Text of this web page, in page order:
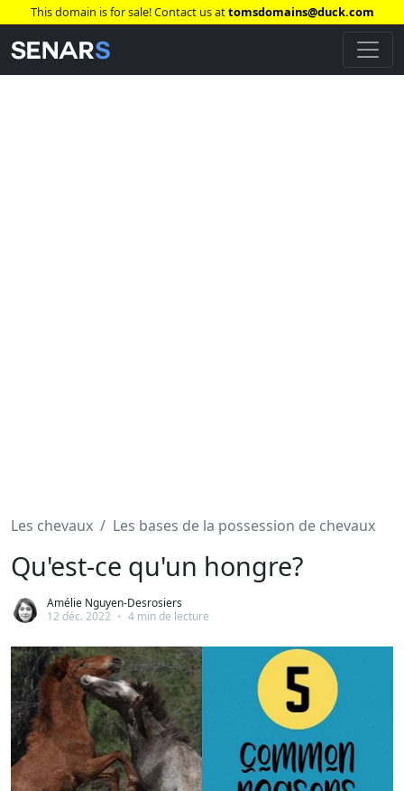
This domain is for sale! Contact us attomsdomains@duck.com
Les chevaux Les bases de la possession de chevaux
Qu'est-ce qu'un hongre?
Amélie Nguyen-Desrosiers
12 déc. 2022 • 4 min de lecture